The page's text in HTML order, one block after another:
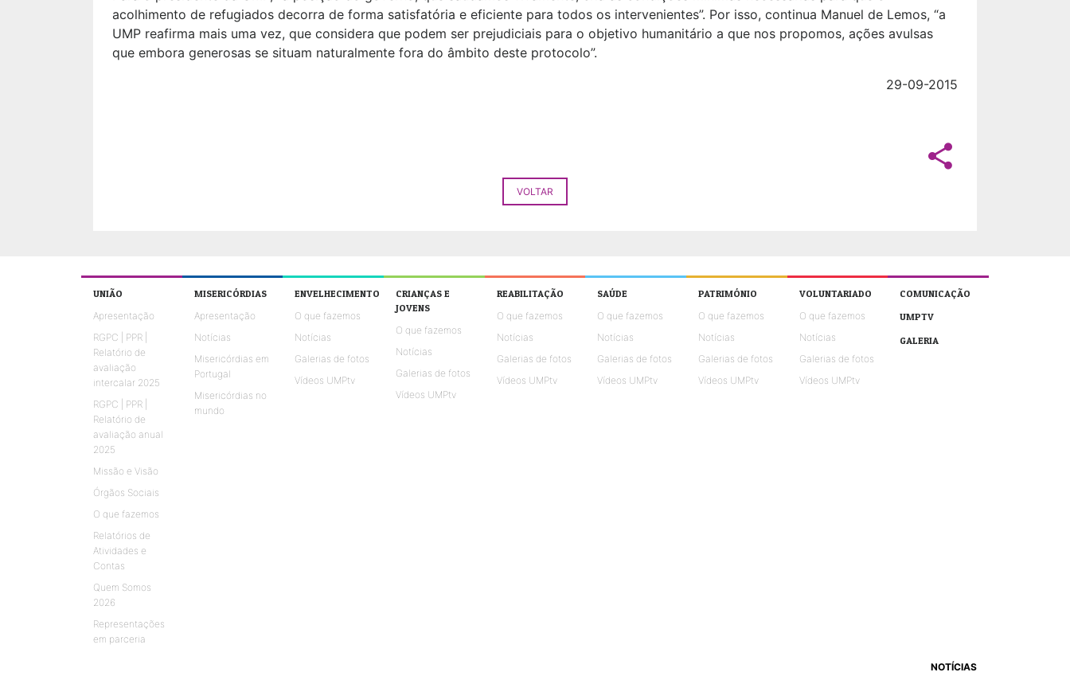
acolhimento de refugiados decorra de forma satisfatória e eficiente para todos os intervenientes”. Por isso, continua Manuel de Lemos, “a
UMP reafirma mais uma vez, que considera que podem ser prejudiciais para o objetivo humanitário a que nos propomos, ações avulsas
que embora generosas se situam naturalmente fora do âmbito deste protocolo”.
29-09-2015
share
VOLTAR
UNIÃO
Apresentação
RGPC | PPR |
Relatório de
avaliação
intercalar 2025
RGPC | PPR |
Relatório de
avaliação anual
2025
Missão e Visão
Órgãos Sociais
O que fazemos
Relatórios de
Atividades e
Contas
Quem Somos
2026
Representações
em parceria
MISERICÓRDIAS
Apresentação
Notícias
Misericórdias em
Portugal
Misericórdias no
mundo
ENVELHECIMENTO
O que fazemos
Notícias
Galerias de fotos
Vídeos UMPtv
CRIANÇAS E
JOVENS
O que fazemos
Notícias
Galerias de fotos
Vídeos UMPtv
REABILITAÇÃO
O que fazemos
Notícias
Galerias de fotos
Vídeos UMPtv
SAÚDE
O que fazemos
Notícias
Galerias de fotos
Vídeos UMPtv
PATRIMÓNIO
O que fazemos
Notícias
Galerias de fotos
Vídeos UMPtv
VOLUNTARIADO
O que fazemos
Notícias
Galerias de fotos
Vídeos UMPtv
COMUNICAÇÃO
UMPTV
GALERIA
NOTÍCIAS